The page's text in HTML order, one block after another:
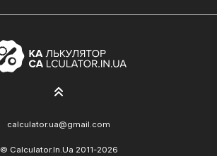
calculator.ua@gmail.com
© Calculator.In.Ua 2011-2026